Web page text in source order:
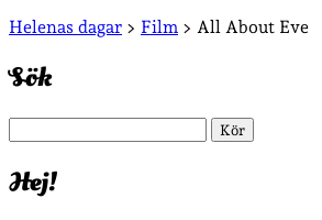
Sidopanel
Helenas dagar > Film > All About Eve
Sök
Hej!